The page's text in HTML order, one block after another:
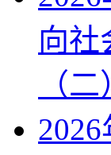
向社
（二